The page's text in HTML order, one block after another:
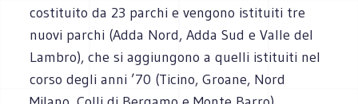
costituito da 23 parchi e vengono istituiti tre
nuovi parchi (Adda Nord, Adda Sud e Valle del
Lambro), che si aggiungono a quelli istituiti nel
corso degli anni ’70 (Ticino, Groane, Nord